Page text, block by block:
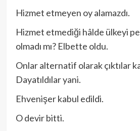
Hizmet etmeyen oy alamazdı.
Hizmet etmediği hâlde ülkeyi
olmadı mı? Elbette oldu.
Onlar alternatif olarak çıktılar
Dayatıldılar yani.
Ehvenişer kabul edildi.
O devir bitti.